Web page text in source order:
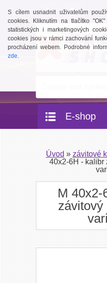
S cílem usnadnit uživatelům
cookies. Kliknutím na tlačítko
statistických i marketingových
cookies jsou v rámci zachování
procházení webem. Podrobné
zde.
E-shop
Úvod » závitové
40x2-6H - kalibr
M 40x2-